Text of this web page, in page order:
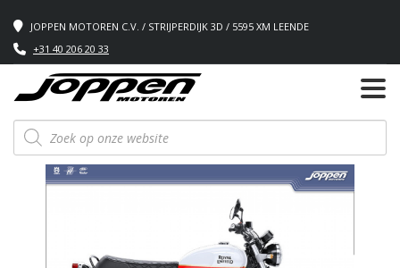
JOPPEN MOTOREN C.V. / STRIJPERDIJK 3D / 5595 XM LEENDE
+31 40 206 20 33
Producten
zoeken